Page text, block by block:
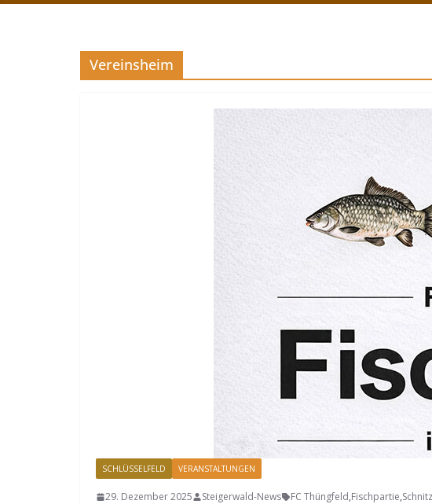
Vereinsheim
SCHLÜSSELFELD VERANSTALTUNGEN
29. Dezember 2025 Steigerwald-News FC Thüngfeld,Fischpartie,